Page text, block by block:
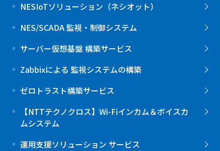
NESIoTソリューション（ネシオット）
NES/SCADA 監視・制御システム
サーバー仮想基盤 構築サービス
Zabbixによる 監視システムの構築
ゼロトラスト構築サービス
【NTTテクノクロス】Wi-Fiインカム＆ボイスカ
ムシステム
運用支援ソリューション サービス